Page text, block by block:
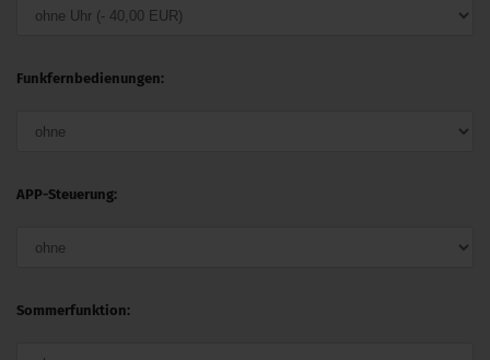
Funkfernbedienungen:
APP-Steuerung:
Sommerfunktion: